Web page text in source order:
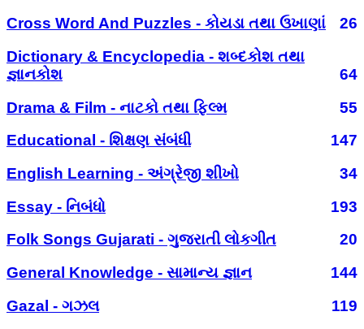
Cross Word And Puzzles - કોયડા તથા ઉખાણાં
26
Dictionary & Encyclopedia - શબ્દકોશ તથા
જ્ઞાનકોશ
64
Drama & Film - નાટકો તથા ફિલ્મ
55
Educational - શિક્ષણ સંબંધી
147
English Learning - અંગ્રેજી શીખો
34
Essay - નિબંધો
193
Folk Songs Gujarati - ગુજરાતી લોકગીત
20
General Knowledge - સામાન્ય જ્ઞાન
144
Gazal - ગઝલ
119